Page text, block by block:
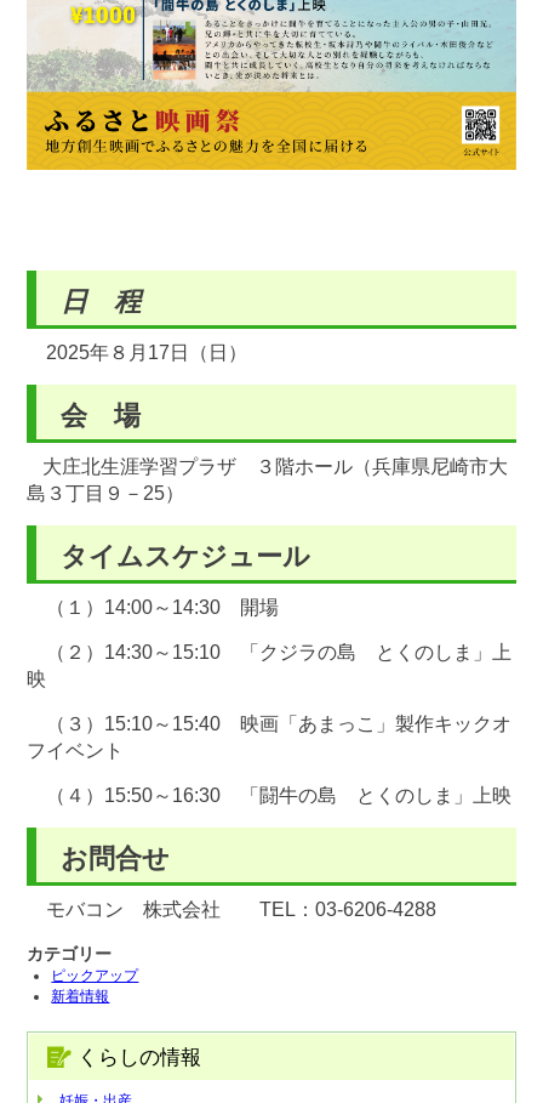
日 程
2025年８月17日（日）
会 場
大庄北生涯学習プラザ ３階ホール（兵庫県尼崎市大
島３丁目９－25）
タイムスケジュール
（１）14:00～14:30 開場
（２）14:30～15:10 「クジラの島 とくのしま」上
映
（３）15:10～15:40 映画「あまっこ」製作キックオ
フイベント
（４）15:50～16:30 「闘牛の島 とくのしま」上映
お問合せ
モバコン 株式会社 TEL：03-6206-4288
カテゴリー
ピックアップ
新着情報
くらしの情報